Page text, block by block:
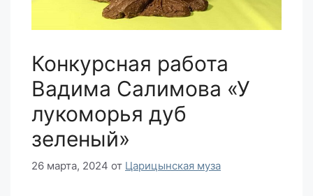
Конкурсная работа
Вадима Салимова «У
лукоморья дуб
зеленый»
26 марта, 2024 от Царицынская муза